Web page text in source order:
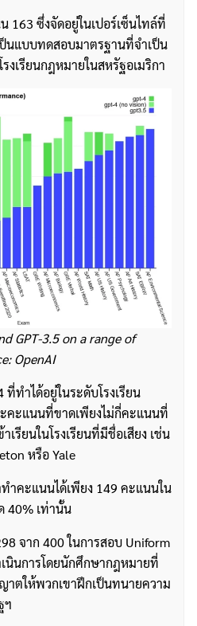
163 ซึ่งจัดอยู่ในเปอร์เซ็นไทล์ที่
ป็นแบบทดสอบมาตรฐานที่จำเป็น
งเรียนกฎหมายในสหรัฐอเมริกา
GPT-3.5 on a range of
OpenAI
ที่ทำได้อยู่ในระดับโรงเรียน
คะแนนที่ขาดเพียงไม่กี่คะแนนที่
เรียนในโรงเรียนที่มีชื่อเสียง เช่น
หรือ Yale
ำคะแนนได้เพียง 149 คะแนนใน
40% เท่านั้น
จาก 400 ในการสอบ Uniform
นินการโดยนักศึกษากฎหมายที่
าตให้พวกเขาฝึกเป็นทนายความ
ฯ